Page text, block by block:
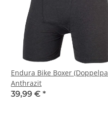
Endura Bike Boxer
Anthrazit
39,99 € *